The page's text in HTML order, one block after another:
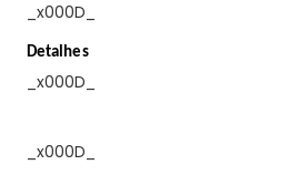
_x000D_
Detalhes
_x000D_
_x000D_